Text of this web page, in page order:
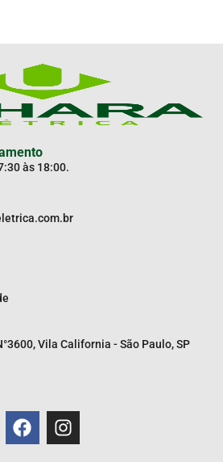
às 18:00.
Vila California - São Paulo, SP